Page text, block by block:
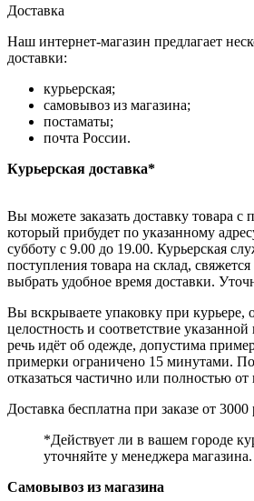
Доставка
Наш интернет-магазин предлагает
доставки:
курьерская;
самовывоз из магазина;
постаматы;
почта России.
Курьерская доставка*
Вы можете заказать доставку товара
который прибудет по указанному
субботу с 9.00 до 19.00. Курьерская
поступления товара на склад,
выбрать удобное время доставки.
Вы вскрываете упаковку при курьере,
целостность и соответствие
речь идёт об одежде, допустима
примерки ограничено 15 минутами.
отказаться частично или полностью
Доставка бесплатна при заказе от 3000
*Действует ли в вашем городе
уточняйте у менеджера магазина.
Самовывоз из магазина